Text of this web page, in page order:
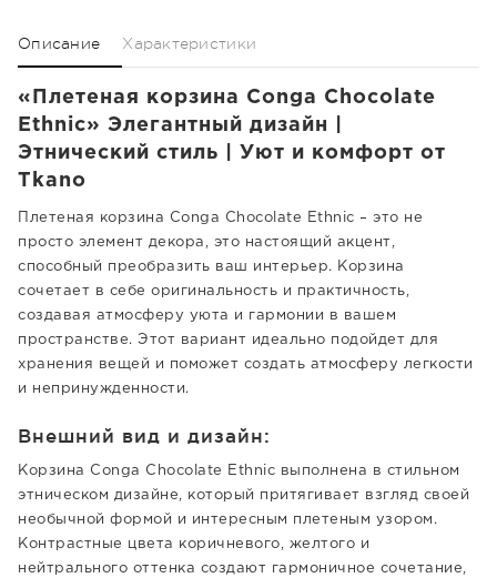
Описание Характеристики
«Плетеная корзина Conga Chocolate
Ethnic» Элегантный дизайн |
Этнический стиль | Уют и комфорт от
Tkano
Плетеная корзина Conga Chocolate Ethnic – это не
просто элемент декора, это настоящий акцент,
способный преобразить ваш интерьер. Корзина
сочетает в себе оригинальность и практичность,
создавая атмосферу уюта и гармонии в вашем
пространстве. Этот вариант идеально подойдет для
хранения вещей и поможет создать атмосферу легкости
и непринужденности.
Внешний вид и дизайн:
Корзина Conga Chocolate Ethnic выполнена в стильном
этническом дизайне, который притягивает взгляд своей
необычной формой и интересным плетеным узором.
Контрастные цвета коричневого, желтого и
нейтрального оттенка создают гармоничное сочетание,